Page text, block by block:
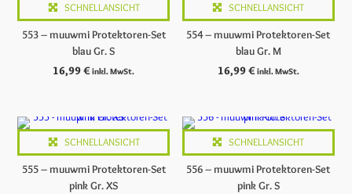
SCHNELLANSICHT
553 – muuwmi Protektoren-Set
blau Gr. S
16,99€ inkl. MwSt.
SCHNELLANSICHT
554 – muuwmi Protektoren-Set
blau Gr. M
16,99€ inkl. MwSt.
SCHNELLANSICHT
555 – muuwmi Protektoren-Set
pink Gr. XS
SCHNELLANSICHT
556 – muuwmi Protektoren-Set
pink Gr. S